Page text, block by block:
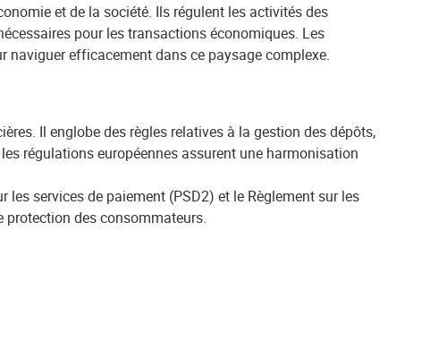
et de la société. Ils régulent les activités des
pour les transactions économiques. Les
efficacement dans ce paysage complexe.
Il englobe des règles relatives à la gestion des dépôts,
régulations européennes assurent une harmonisation
services de paiement (PSD2) et le Règlement sur les
protection des consommateurs.